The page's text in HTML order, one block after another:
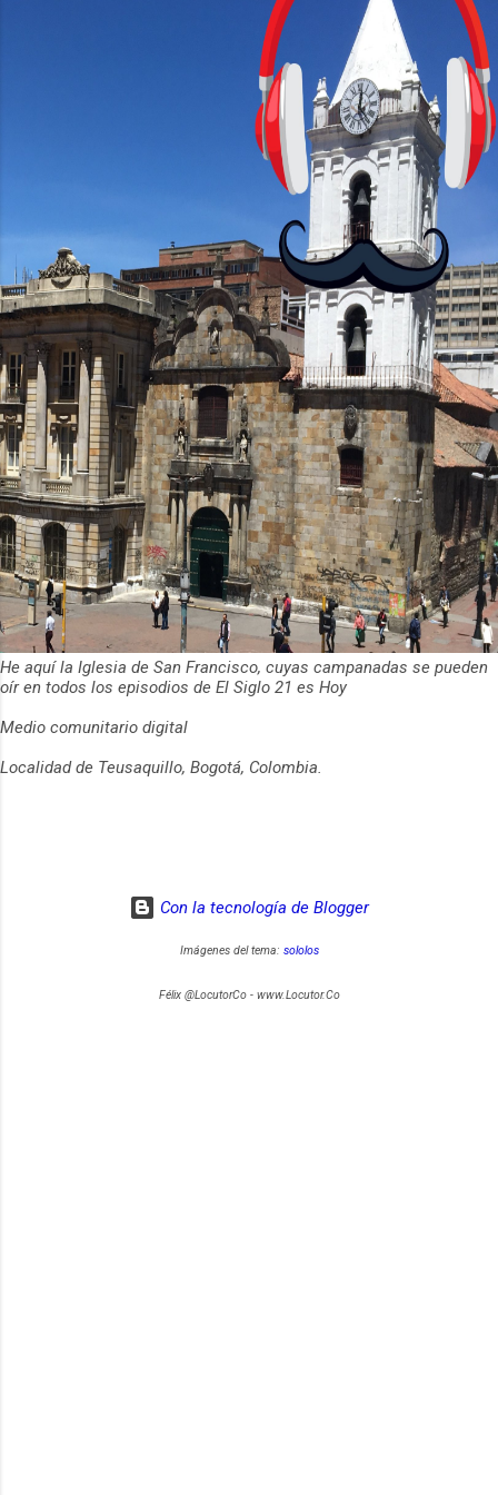
HD+ y una tasa de refresco de 90Hz,
asegurando una experiencia visual
fluida. Procesador y Rendimiento
Equipados con el chipset MediaTek
Helio G85, el Moto G24 ofrece 4GB de
RAM, mientras que el Moto G24 Power
brinda opciones de 4GB o 6GB de RAM,
mejorando su capacidad...
He aquí la Iglesia de San Francisco, cuyas campanadas se pueden
oír en todos los episodios de El Siglo 21 es Hoy
Medio comunitario digital
Localidad de Teusaquillo, Bogotá, Colombia.
Con la tecnología de Blogger
Imágenes del tema: sololos
Félix @LocutorCo - www.Locutor.Co